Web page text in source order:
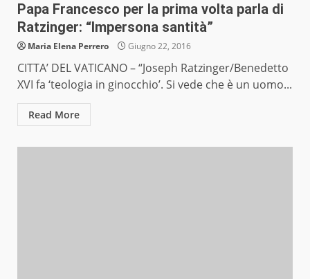
Papa Francesco per la prima volta parla di
Ratzinger: “Impersona santità”
Maria Elena Perrero Giugno 22, 2016
CITTA’ DEL VATICANO – “Joseph Ratzinger/Benedetto
XVI fa ‘teologia in ginocchio’. Si vede che è un uomo...
Read More